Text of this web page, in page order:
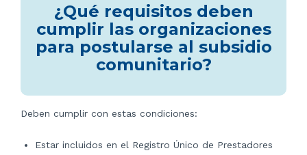
¿Qué requisitos deben
cumplir las organizaciones
para postularse al subsidio
comunitario?
Deben cumplir con estas condiciones:
Estar incluidos en el Registro Único de Prestadores